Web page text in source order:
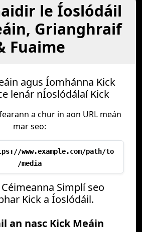
le Íoslódáil
Grianghraif
Fuaime
agus Íomhánna Kick
lenár nÍoslódálaí Kick
a chur in aon URL meán
mar seo:
www.example.com/path/to
/media
Simplí seo
Kick a Íoslódáil.
an nasc Kick Meáin